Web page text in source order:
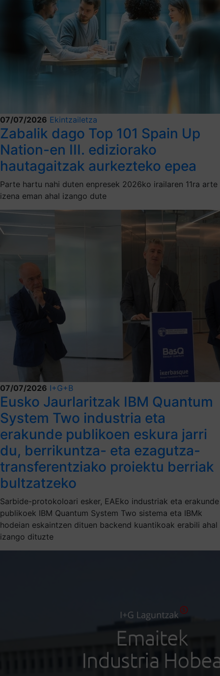
07/07/2026 Ekintzailetza
Zabalik dago Top 101 Spain Up
Nation-en III. ediziorako
hautagaitzak aurkezteko epea
Parte hartu nahi duten enpresek 2026ko irailaren 11ra arte
izena eman ahal izango dute
07/07/2026 I+G+B
Eusko Jaurlaritzak IBM Quantum
System Two industria eta
erakunde publikoen eskura jarri
du, berrikuntza- eta ezagutza-
transferentziako proiektu berriak
bultzatzeko
Sarbide-protokoloari esker, EAEko industriak eta erakunde
publikoek IBM Quantum System Two sistema eta IBMk
hodeian eskaintzen dituen backend kuantikoak erabili ahal
izango dituzte